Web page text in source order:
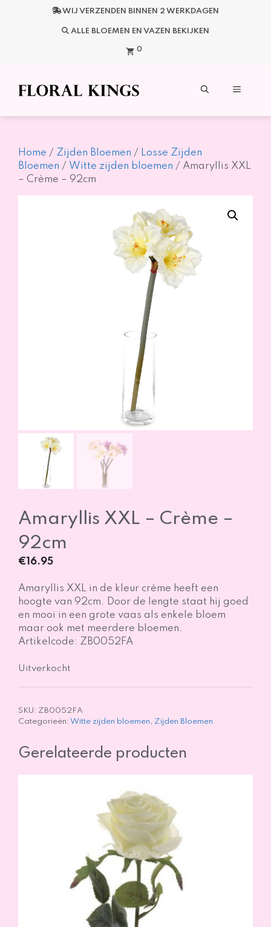
WIJ VERZENDEN BINNEN 2 WERKDAGEN
ALLE BLOEMEN EN VAZEN BEKIJKEN
0
Menu
Home / Zijden Bloemen / Losse Zijden
Bloemen / Witte zijden bloemen / Amaryllis XXL
– Crème – 92cm
Amaryllis XXL – Crème –
92cm
€ 16.95
Amaryllis XXL in de kleur crème heeft een
hoogte van 92cm. Door de lengte staat hij goed
en mooi in een grote vaas als enkele bloem
maar ook met meerdere bloemen.
Artikelcode: ZB0052FA
Uitverkocht
SKU: ZB0052FA
Categorieën: Witte zijden bloemen, Zijden Bloemen
Gerelateerde producten